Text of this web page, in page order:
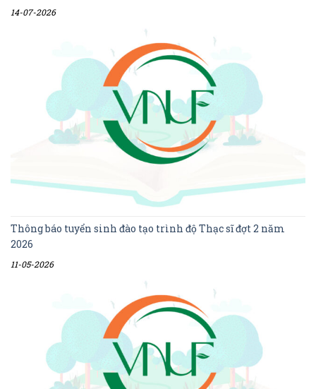
14-07-2026
Thông báo tuyển sinh đào tạo trình độ Thạc sĩ đợt 2 năm
2026
11-05-2026